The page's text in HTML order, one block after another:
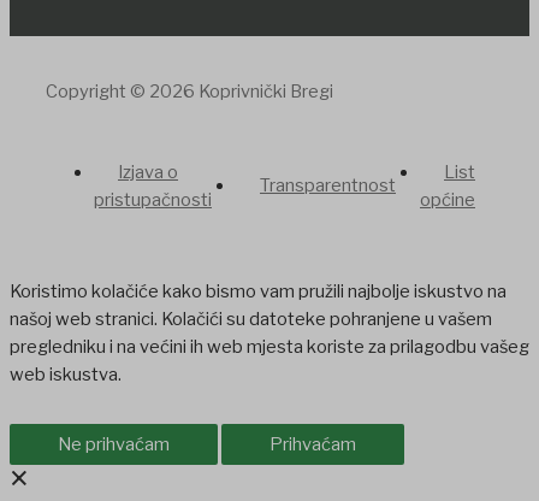
Copyright © 2026 Koprivnički Bregi
Izjava o
pristupačnosti
Transparentnost
List
općine
Koristimo kolačiće kako bismo vam pružili najbolje iskustvo na
našoj web stranici. Kolačići su datoteke pohranjene u vašem
pregledniku i na većini ih web mjesta koriste za prilagodbu vašeg
web iskustva.
Ne prihvaćam Prihvaćam
×